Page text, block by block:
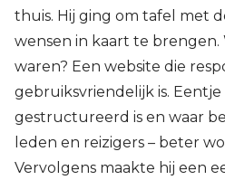
thuis. Hij ging om tafel met
wensen in kaart te brengen.
waren? Een website die
gebruiksvriendelijk is.
gestructureerd is en waar
leden en reizigers – beter
Vervolgens maakte hij een